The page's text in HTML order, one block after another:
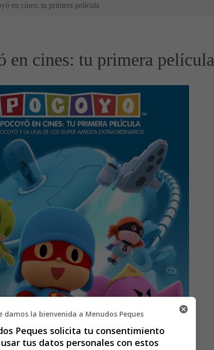
en cines: tu primera película
en cines: tu primera película
damos la bienvenida a Menudos Peques
Peques solicita tu consentimiento
tus datos personales con estos